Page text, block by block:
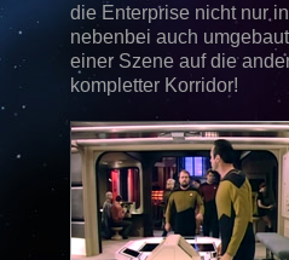
die Enterprise nicht nur
nebenbei auch
einer Szene auf die
kompletter Korridor!